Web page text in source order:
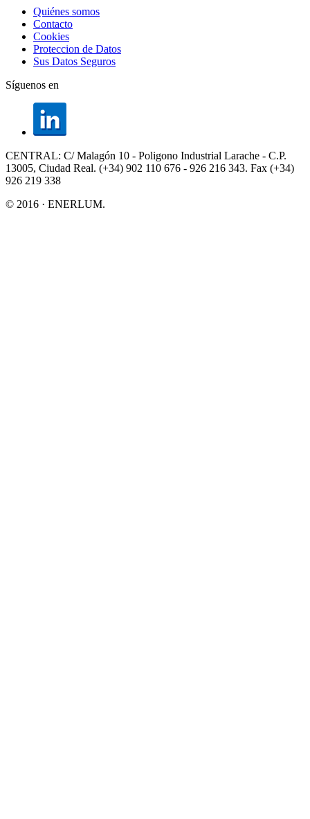
Quiénes somos
Contacto
Cookies
Proteccion de Datos
Sus Datos Seguros
Síguenos en
CENTRAL: C/ Malagón 10 - Poligono Industrial Larache - C.P.
13005, Ciudad Real. (+34) 902 110 676 - 926 216 343. Fax (+34)
926 219 338
© 2016 · ENERLUM.